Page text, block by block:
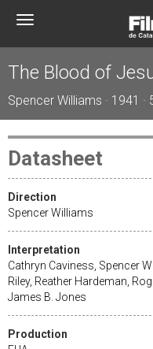
Toggle
The Blood of
Spencer Williams · 1941 ·
Datasheet
Direction
Spencer Williams
Interpretation
Cathryn Caviness, Spencer
Riley, Reather Hardeman,
James B. Jones
Production